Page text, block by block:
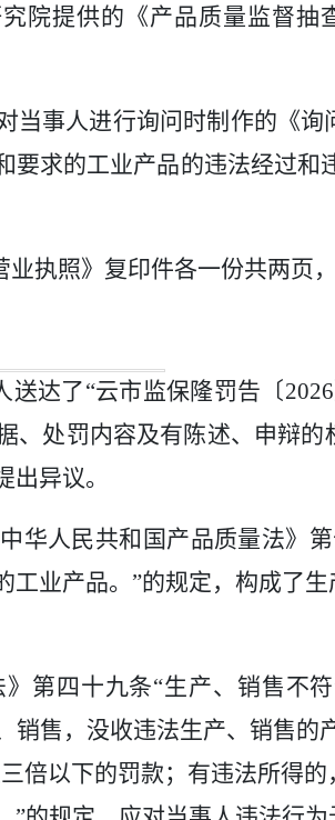
院提供的《产品质量监督抽
果；
当事人进行询问时制作的《
和要求的工业产品的违法
业执照》复印件各一份共两页
送达了“云市监保隆罚告〔2026
、处罚内容及有陈述、申辩
异议。
华人民共和国产品质量法》
工业产品。”的规定，构成了生
第四十九条“生产、销售不
销售，没收违法生产、销售的
倍以下的罚款；有违法所得